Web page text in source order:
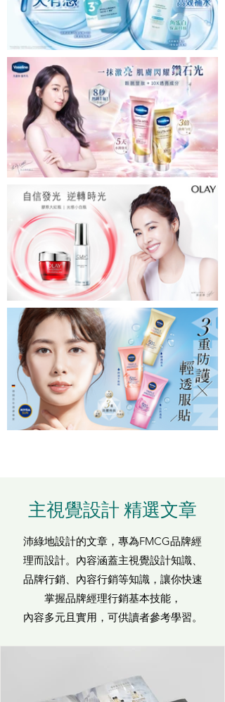
主視覺設計 精選文章
沛綠地設計的文章，專為FMCG品牌經
理而設計。內容涵蓋主視覺設計知識、
品牌行銷、內容行銷等知識，讓你快速
掌握品牌經理行銷基本技能，
內容多元且實用，可供讀者參考學習。